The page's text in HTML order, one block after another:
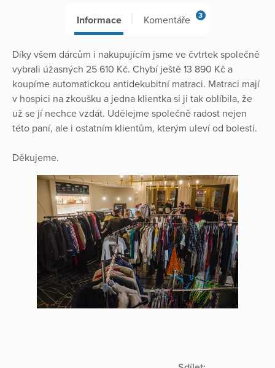
Informace Komentáře 3
Díky všem dárcům i nakupujícím jsme ve čvtrtek společně
vybrali úžasných 25 610 Kč. Chybí ještě 13 890 Kč a
koupíme automatickou antidekubitní matraci. Matraci mají
v hospici na zkoušku a jedna klientka si ji tak oblíbila, že
už se jí nechce vzdát. Udělejme společně radost nejen
této paní, ale i ostatním klientům, kterým uleví od bolesti.
Děkujeme.